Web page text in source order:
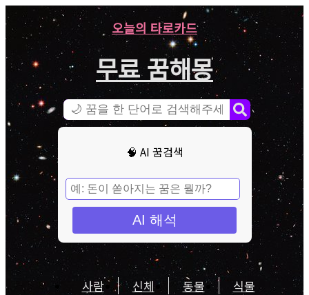
오늘의 타로카드
무료 꿈해몽
🧠 AI 꿈검색
AI 해석
사람 신체 동물 식물